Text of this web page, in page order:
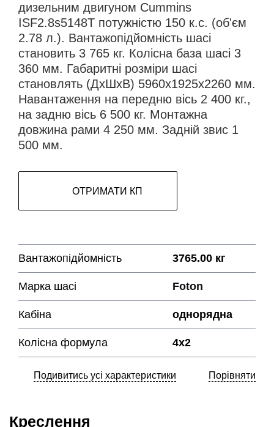
дизельним двигуном Cummins
ISF2.8s5148T потужністю 150 к.с. (об'єм
2.78 л.). Вантажопідйомність шасі
становить 3 765 кг. Колісна база шасі 3
360 мм. Габаритні розміри шасі
становлять (ДхШхВ) 5960х1925х2260 мм.
Навантаження на передню вісь 2 400 кг.,
на задню вісь 6 500 кг. Монтажна
довжина рами 4 250 мм. Задній звис 1
500 мм.
ОТРИМАТИ КП
Вантажопідйомність 3765.00 кг
Марка шасі Foton
Кабіна однорядна
Колісна формула 4х2
Подивитись усі характеристики Порівняти
Креслення